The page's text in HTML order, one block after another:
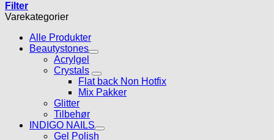
Filter
Varekategorier
Alle Produkter
Beautystones
Acrylgel
Crystals
Flat back Non Hotfix
Mix Pakker
Glitter
Tilbehør
INDIGO NAILS
Gel Polish